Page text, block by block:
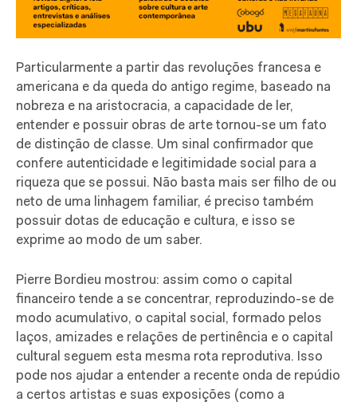
Particularmente a partir das revoluções francesa e
americana e da queda do antigo regime, baseado na
nobreza e na aristocracia, a capacidade de ler,
entender e possuir obras de arte tornou-se um fato
de distinção de classe. Um sinal confirmador que
confere autenticidade e legitimidade social para a
riqueza que se possui. Não basta mais ser filho de ou
neto de uma linhagem familiar, é preciso também
possuir dotas de educação e cultura, e isso se
exprime ao modo de um saber.
Pierre Bordieu mostrou: assim como o capital
financeiro tende a se concentrar, reproduzindo-se de
modo acumulativo, o capital social, formado pelos
laços, amizades e relações de pertinência e o capital
cultural seguem esta mesma rota reprodutiva. Isso
pode nos ajudar a entender a recente onda de repúdio
a certos artistas e suas exposições (como a